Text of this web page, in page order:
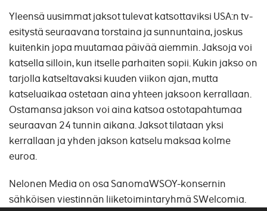
Yleensä uusimmat jaksot tulevat katsottaviksi USA:n tv-
esitystä seuraavana torstaina ja sunnuntaina, joskus
kuitenkin jopa muutamaa päivää aiemmin. Jaksoja voi
katsella silloin, kun itselle parhaiten sopii. Kukin jakso on
tarjolla katseltavaksi kuuden viikon ajan, mutta
katseluaikaa ostetaan aina yhteen jaksoon kerrallaan.
Ostamansa jakson voi aina katsoa ostotapahtumaa
seuraavan 24 tunnin aikana. Jaksot tilataan yksi
kerrallaan ja yhden jakson katselu maksaa kolme
euroa.
Nelonen Media on osa SanomaWSOY-konsernin
sähköisen viestinnän liiketoimintaryhmä SWelcomia.